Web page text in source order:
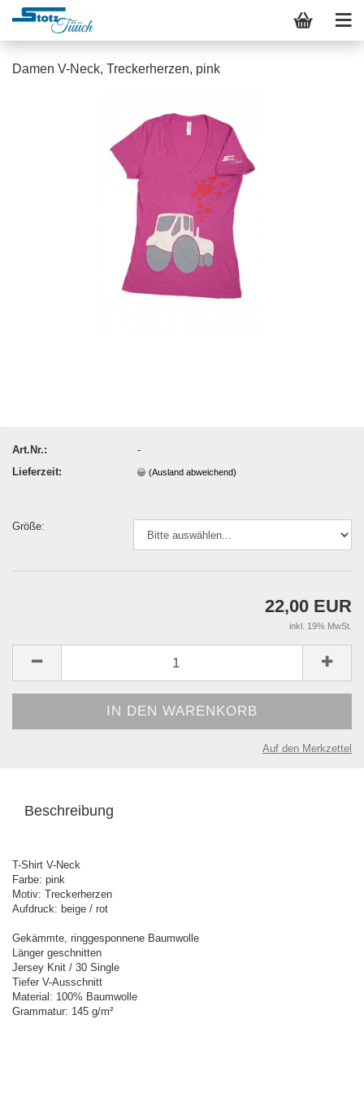
Damen V-Neck, Treckerherzen, pink
Art.Nr.:
-
Lieferzeit:
(Ausland abweichend)
Größe:
22,00 EUR
inkl. 19% MwSt.
Auf den Merkzettel
Beschreibung
T-Shirt V-Neck
Farbe: pink
Motiv: Treckerherzen
Aufdruck: beige / rot
Gekämmte, ringgesponnene Baumwolle
Länger geschnitten
Jersey Knit / 30 Single
Tiefer V-Ausschnitt
Material: 100% Baumwolle
Grammatur: 145 g/m²